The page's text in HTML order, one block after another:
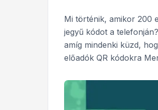
Mi történik, amikor 200
jegyű kódot a
amíg mindenki küzd,
előadók QR kódokra